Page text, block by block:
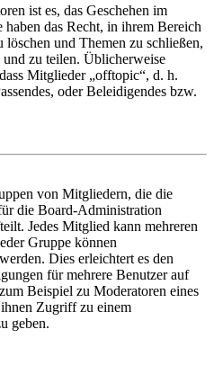
ist es, das Geschehen im
haben das Recht, in ihrem Bereich
löschen und Themen zu schließen,
zu teilen. Üblicherweise
Mitglieder „offtopic“, d. h.
oder Beleidigendes bzw.
von Mitgliedern, die die
die Board-Administration
Jedes Mitglied kann mehreren
Gruppe können
Dies erleichtert es den
für mehrere Benutzer auf
Beispiel zu Moderatoren eines
Zugriff zu einem
geben.